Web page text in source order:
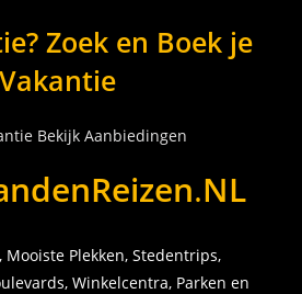
Zoek en Boek je
Vakantie
.NL
Plekken, Stedentrips,
Winkelcentra, Parken en